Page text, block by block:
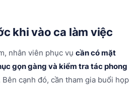
khi vào ca làm việc
nhân viên phục vụ cần có mặt
gọn gàng và kiểm tra tác phong
Bên cạnh đó, cần tham gia buổi họp